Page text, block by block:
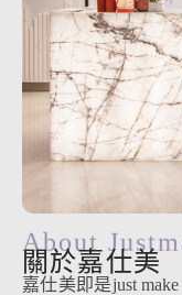
About
關於嘉仕美
嘉仕美即是just